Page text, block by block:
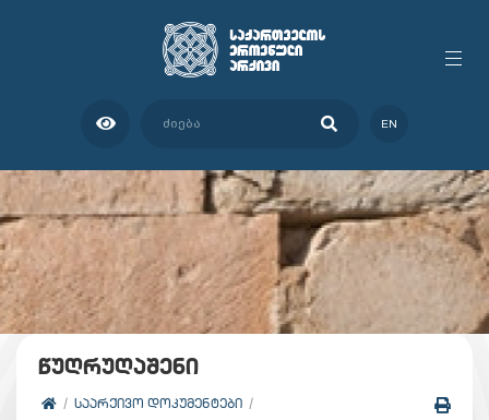
EN
წუღრუღაშენი
ᲡᲐᲐᲠᲥᲘᲕᲝ ᲓᲝᲙᲣᲛᲔᲜᲢᲔᲑᲘ